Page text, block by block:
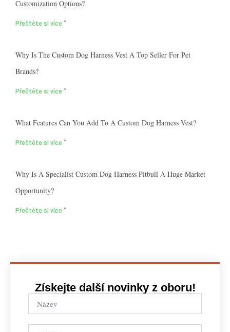
Customization Options?
Přečtěte si více "
Why Is The Custom Dog Harness Vest A Top Seller For Pet
Brands?
Přečtěte si více "
What Features Can You Add To A Custom Dog Harness Vest?
Přečtěte si více "
Why Is A Specialist Custom Dog Harness Pitbull A Huge Market
Opportunity?
Přečtěte si více "
Získejte další novinky z oboru!